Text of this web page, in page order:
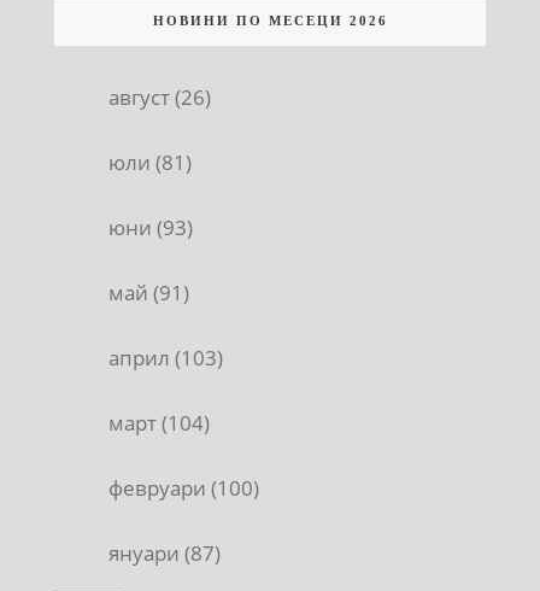
НОВИНИ ПО МЕСЕЦИ 2026
август (26)
юли (81)
юни (93)
май (91)
април (103)
март (104)
февруари (100)
януари (87)